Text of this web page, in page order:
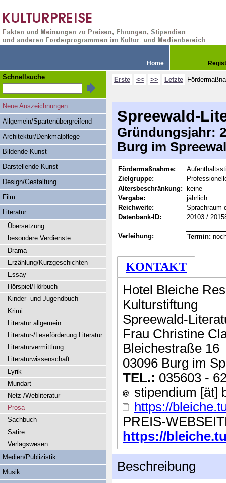
Home
Erste << >> Letzte
Spreewald-
Gründungsjahr:
Burg im
Fördermaßnahme:
Zielgruppe:
Altersbeschränkung:
keine
Vergabe:
jährlich
Reichweite:
Sprachraum
Datenbank-ID:
20103 /
Verleihung: Termin:
KONTAKT
Hotel Bleiche
Kulturstiftung
Spreewald-
Frau Christine
Bleichestraße 16
03096 Burg im
TEL.: 035603 -
stipendium [ät]
https://
PREIS-
https://
Beschreibung
Schnellsuche
Neue Auszeichnungen
Allgemein/Spartenübergreifend
Architektur/Denkmalpflege
Bildende Kunst
Darstellende Kunst
Design/Gestaltung
Film
Literatur
Übersetzung
besondere Verdienste
Drama
Erzählung/Kurzgeschichten
Essay
Hörspiel/Hörbuch
Kinder- und Jugendbuch
Krimi
Literatur allgemein
Literatur-/Leseförderung Literatur
Literaturvermittlung
Literaturwissenschaft
Lyrik
Mundart
Netz-/Webliteratur
Prosa
Sachbuch
Satire
Verlagswesen
Medien/Publizistik
Musik